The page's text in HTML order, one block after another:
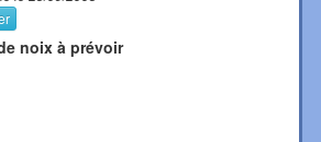
noix à prévoir